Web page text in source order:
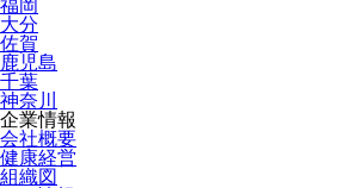
福岡
大分
佐賀
鹿児島
千葉
神奈川
企業情報
会社概要
健康経営
組織図